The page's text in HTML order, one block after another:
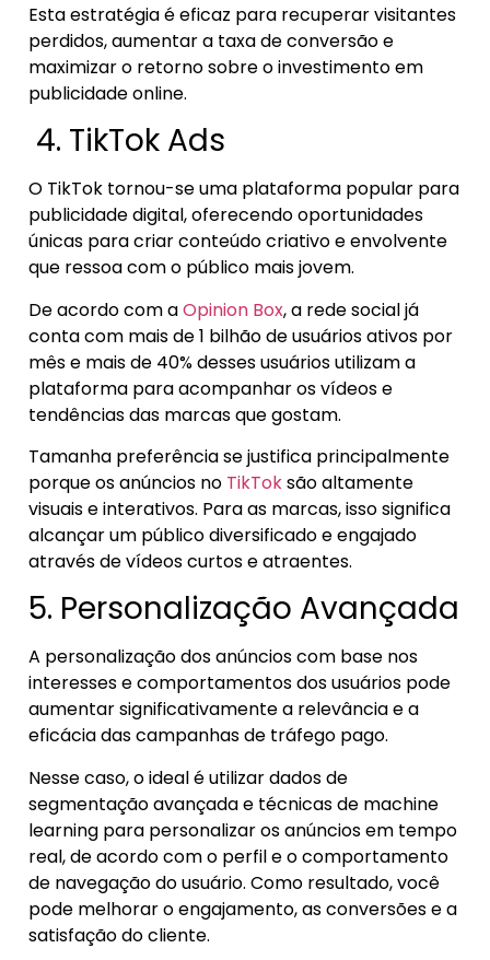
Esta estratégia é eficaz para recuperar visitantes
perdidos, aumentar a taxa de conversão e
maximizar o retorno sobre o investimento em
publicidade online.
4. TikTok Ads
O TikTok tornou-se uma plataforma popular para
publicidade digital, oferecendo oportunidades
únicas para criar conteúdo criativo e envolvente
que ressoa com o público mais jovem.
De acordo com aOpinion Box, a rede social já
conta com mais de 1 bilhão de usuários ativos por
mês e mais de 40% desses usuários utilizam a
plataforma para acompanhar os vídeos e
tendências das marcas que gostam.
Tamanha preferência se justifica principalmente
porque os anúncios no TikToksão altamente
visuais e interativos. Para as marcas, isso significa
alcançar um público diversificado e engajado
através de vídeos curtos e atraentes.
5. Personalização Avançada
A personalização dos anúncios com base nos
interesses e comportamentos dos usuários pode
aumentar significativamente a relevância e a
eficácia das campanhas de tráfego pago.
Nesse caso, o ideal é utilizar dados de
segmentação avançada e técnicas de machine
learning para personalizar os anúncios em tempo
real, de acordo com o perfil e o comportamento
de navegação do usuário. Como resultado, você
pode melhorar o engajamento, as conversões e a
satisfação do cliente.